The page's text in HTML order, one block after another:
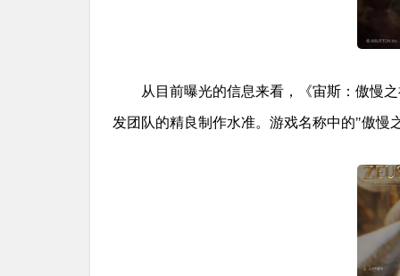
从目前曝光的信息来看，《宙斯：傲慢
发团队的精良制作水准。游戏名称中的"傲慢